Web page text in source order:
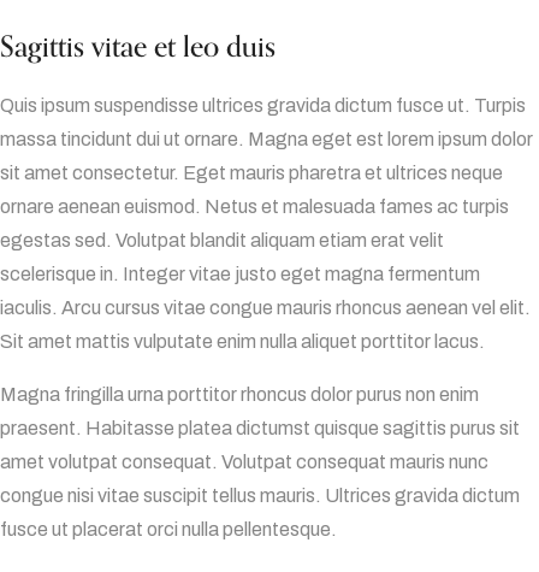
Sagittis vitae et leo duis
Quis ipsum suspendisse ultrices gravida dictum fusce ut. Turpis
massa tincidunt dui ut ornare. Magna eget est lorem ipsum dolor
sit amet consectetur. Eget mauris pharetra et ultrices neque
ornare aenean euismod. Netus et malesuada fames ac turpis
egestas sed. Volutpat blandit aliquam etiam erat velit
scelerisque in. Integer vitae justo eget magna fermentum
iaculis. Arcu cursus vitae congue mauris rhoncus aenean vel elit.
Sit amet mattis vulputate enim nulla aliquet porttitor lacus.
Magna fringilla urna porttitor rhoncus dolor purus non enim
praesent. Habitasse platea dictumst quisque sagittis purus sit
amet volutpat consequat. Volutpat consequat mauris nunc
congue nisi vitae suscipit tellus mauris. Ultrices gravida dictum
fusce ut placerat orci nulla pellentesque.